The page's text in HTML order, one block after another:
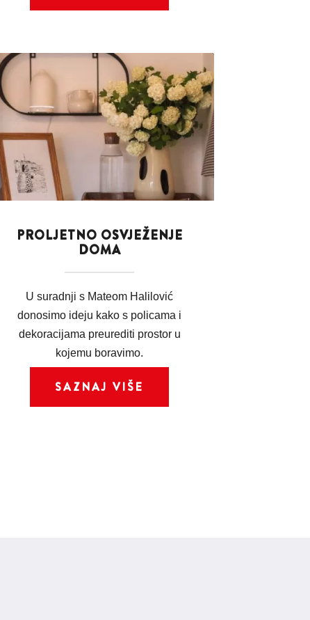
PROLJETNO OSVJEŽENJE
DOMA
U suradnji s Mateom Halilović
donosimo ideju kako s policama i
dekoracijama preurediti prostor u
kojemu boravimo.
SAZNAJ VIŠE